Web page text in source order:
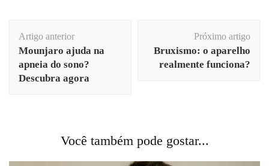
de
post
Artigo anterior
Mounjaro ajuda na
apneia do sono?
Descubra agora
Próximo artigo
Bruxismo: o aparelho
realmente funciona?
Você também pode gostar...